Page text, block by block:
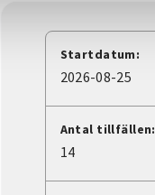
Startdatum:
2026-08-25
Antal tillfällen:
14